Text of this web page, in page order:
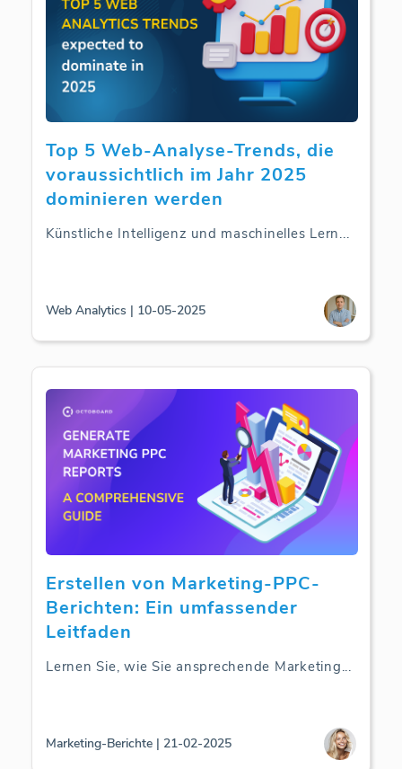
Top 5 Web-Analyse-Trends, die
voraussichtlich im Jahr 2025
dominieren werden
Künstliche Intelligenz und maschinelles Lern...
Web Analytics | 10-05-2025
Erstellen von Marketing-PPC-
Berichten: Ein umfassender
Leitfaden
Lernen Sie, wie Sie ansprechende Marketing...
Marketing-Berichte | 21-02-2025